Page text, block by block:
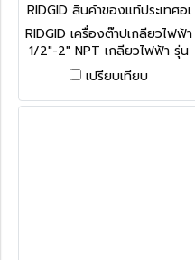
RIDGID สินค้าของแท้ประเทศอเ
มริกา 300 COMPACT NPT
(54482)
RIDGID เครื่องต๊าปเกลียวไฟฟ้า
1/2"-2" NPT เกลียวไฟฟ้า รุ่น
300COMPACT/54482 ริ
ดยิท
เปรียบเทียบ